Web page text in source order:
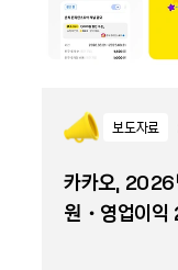
보도자료
카카오, 2026
원・영업이